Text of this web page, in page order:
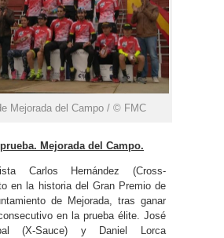
Mejorada del Campo / © FMC
Mejorada del Campo.
Carlos Hernández (Cross-
en la historia del Gran Premio de
de Mejorada, tras ganar
en la prueba élite. José
(X-Sauce) y Daniel Lorca